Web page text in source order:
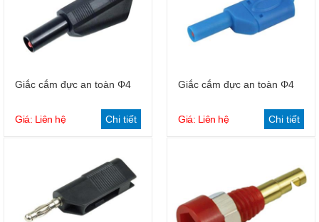
Giắc cắm đực an toàn Φ4
Giá: Liên hệ Chi tiết
Giắc cắm đực an toàn Φ4
Giá: Liên hệ Chi tiết